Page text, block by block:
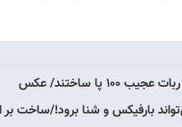
۱۰۰ پا ساختند/ عکس
بارفیکس و شنا برود!/ساخت